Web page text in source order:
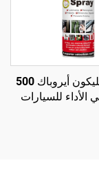
رذاذ السيليكون أيروباك 500
الأداء للسيارات